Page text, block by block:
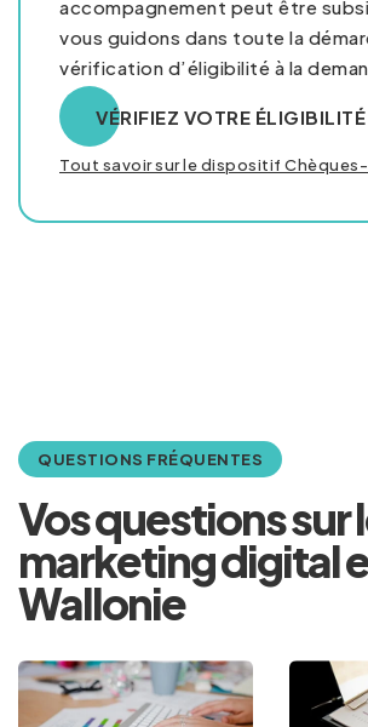
accompagnement peut être
vous guidons dans toute la
vérification d’éligibilité à la
VÉRIFIEZ VOTRE ÉLIGIBILITÉ
Tout savoir sur le dispositif
QUESTIONS FRÉQUENTES
Vos questions sur
marketing digital
Wallonie